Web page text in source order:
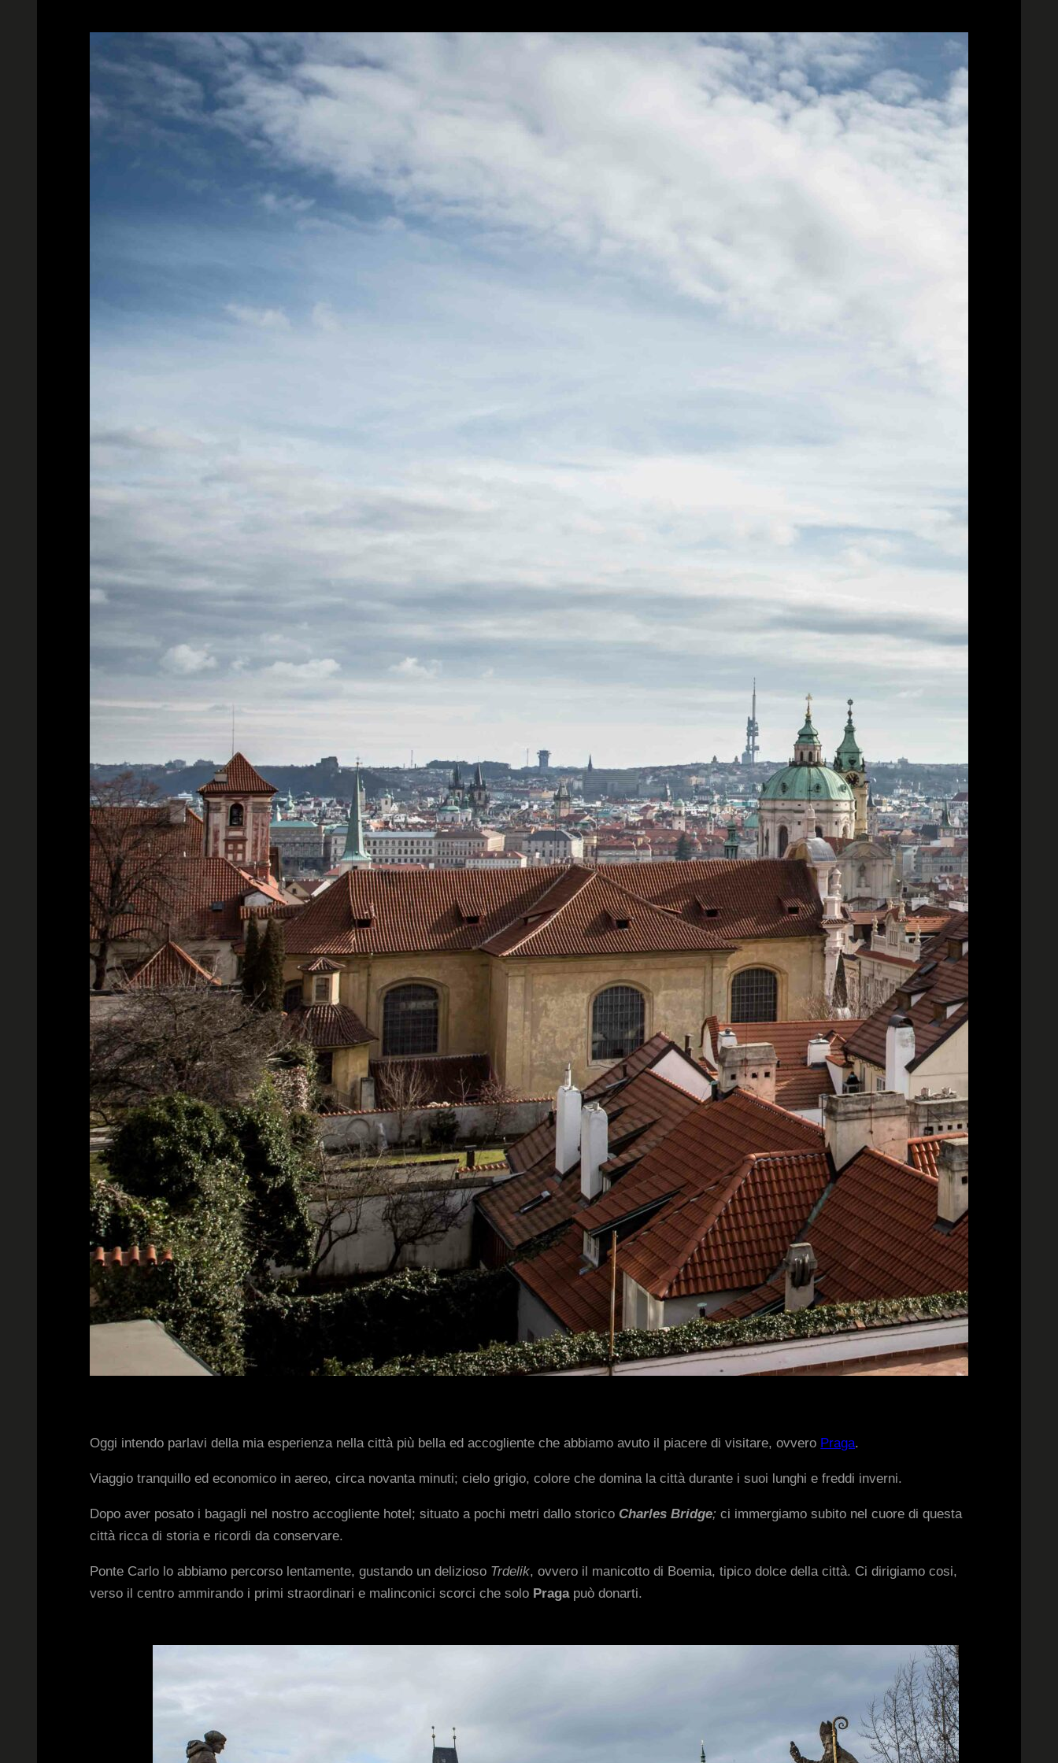
Oggi intendo parlavi della mia esperienza nella città più bella ed accogliente che abbiamo avuto il piacere di visitare, ovvero Praga.
Viaggio tranquillo ed economico in aereo, circa novanta minuti; cielo grigio, colore che domina la città durante i suoi lunghi e freddi inverni.
Dopo aver posato i bagagli nel nostro accogliente hotel; situato a pochi metri dallo storico Charles Bridge; ci immergiamo subito nel cuore di questa
città ricca di storia e ricordi da conservare.
Ponte Carlo lo abbiamo percorso lentamente, gustando un delizioso Trdelik, ovvero il manicotto di Boemia, tipico dolce della città. Ci dirigiamo cosi,
verso il centro ammirando i primi straordinari e malinconici scorci che solo Pragapuò donarti.